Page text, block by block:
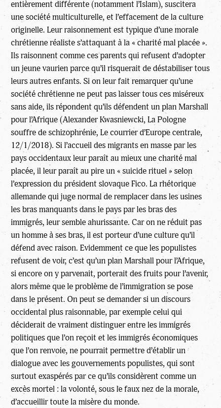
entièrement différente (notamment l’Islam), suscitera
une société multiculturelle, et l’effacement de la culture
originelle. Leur raisonnement est typique d’une morale
chrétienne réaliste s’attaquant à la « charité mal placée ».
Ils raisonnent comme ces parents qui refusent d’adopter
un jeune vaurien parce qu’il risquerait de déstabiliser tous
leurs autres enfants. Si on leur fait remarquer qu’une
société chrétienne ne peut pas laisser tous ces miséreux
sans aide, ils répondent qu’ils défendent un plan Marshall
pour l’Afrique (Alexander Kwasniewcki, La Pologne
souffre de schizophrénie, Le courrier d’Europe centrale,
12/1/2018). Si l’accueil des migrants en masse par les
pays occidentaux leur paraît au mieux une charité mal
placée, il leur paraît au pire un « suicide rituel » selon
l’expression du président slovaque Fico. La rhétorique
allemande qui juge normal de remplacer dans les usines
les bras manquants dans le pays par les bras des
immigrés, leur semble ahurissante. Car on ne réduit pas
un homme à ses bras, il est porteur d’une culture qu’il
défend avec raison. Evidemment ce que les populistes
refusent de voir, c’est qu’un plan Marshall pour l’Afrique,
si encore on y parvenait, porterait des fruits pour l’avenir,
alors même que le problème de l’immigration se pose
dans le présent. On peut se demander si un discours
occidental plus raisonnable, par exemple celui qui
déciderait de vraiment distinguer entre les immigrés
politiques que l’on reçoit et les immigrés économiques
que l’on renvoie, ne pourrait permettre d’établir un
dialogue avec les gouvernements populistes, qui sont
surtout exaspérés par ce qu’ils considèrent comme un
excès mortel : la volonté, sous le faux nez de la morale,
d’accueillir toute la misère du monde.